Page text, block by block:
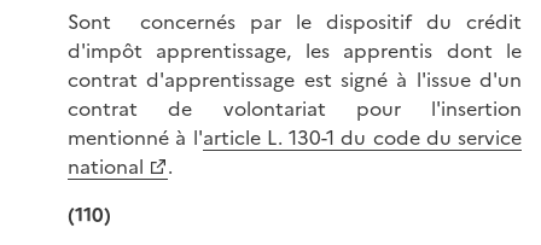
Sont concernés par le dispositif du crédit
d'impôt apprentissage, les apprentis dont le
contrat d'apprentissage est signé à l'issue d'un
contrat de volontariat pour l'insertion
mentionné à l'article L. 130-1 du code du service
national
.
(110)